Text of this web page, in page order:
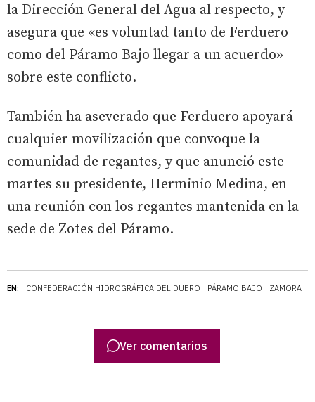
EN: CONFEDERACIÓN HIDROGRÁFICA DEL DUERO PÁRAMO BAJO ZAMORA
la Dirección General del Agua al respecto, y
asegura que «es voluntad tanto de Ferduero
como del Páramo Bajo llegar a un acuerdo»
sobre este conflicto.
También ha aseverado que Ferduero apoyará
cualquier movilización que convoque la
comunidad de regantes, y que anunció este
martes su presidente, Herminio Medina, en
una reunión con los regantes mantenida en la
sede de Zotes del Páramo.
Ver comentarios